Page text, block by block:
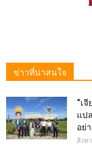
ข่าวที่น่าสนใจ
“เ
แป
อย่
สิงห